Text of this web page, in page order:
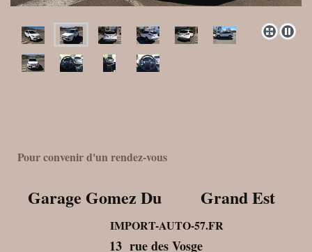
Pour convenir d'un rendez-vous
Garage Gomez Du Grand Est
IMPORT-AUTO-57.FR
13 rue des Vosge